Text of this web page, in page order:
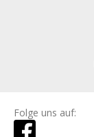
Folge uns auf: